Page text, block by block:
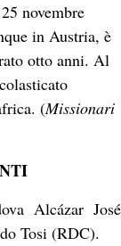
novembre
in Austria, è
otto anni. Al
(Missionari
Alcázar José
Tosi (RDC).